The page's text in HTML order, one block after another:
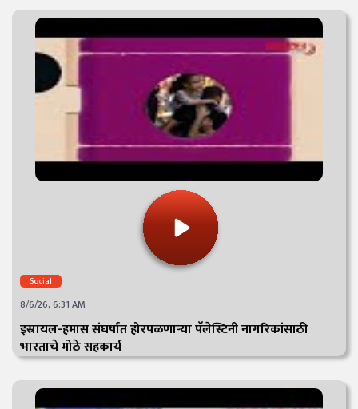
Social
8/6/26, 6:31 AM
इस्रायल-हमास संघर्षात होरपळणाऱ्या पॅलेस्टिनी नागरिकांसाठी
भारताचे मोठे सहकार्य